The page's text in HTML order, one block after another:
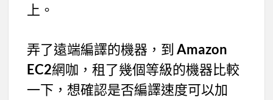
上。
弄了遠端編譯的機器，到Amazon
EC2網咖，租了幾個等級的機器比較
一下，想確認是否編譯速度可以加